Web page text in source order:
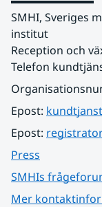
SMHI, Sveriges
institut
Reception och
Telefon
Epost:
Epost:
Press
SMHIs
Mer